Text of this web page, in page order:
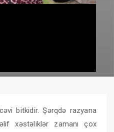
bitkidir. Şərqdə razyana
xəstəliklər zamanı çox